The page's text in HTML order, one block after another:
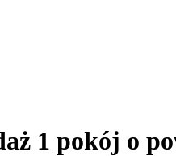
1 pokój o